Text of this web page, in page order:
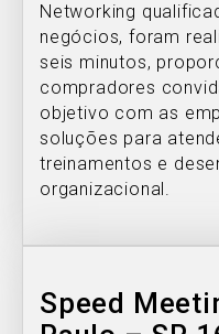
Networking
negócios, foram
seis minutos,
compradores
objetivo com as
soluções para
treinamentos e
organizacional.
Speed